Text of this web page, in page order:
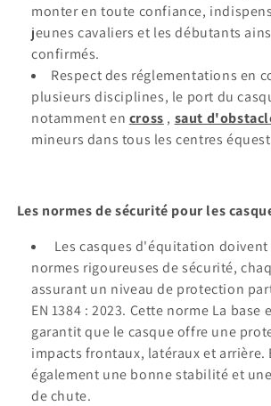
monter en toute confiance,
jeunes cavaliers et les débutants
confirmés.
Respect des réglementations en
plusieurs disciplines, le port du
notamment en cross , saut
mineurs dans tous les centres
Les normes de sécurité pour les
Les casques d'équitation doivent
normes rigoureuses de sécurité,
assurant un niveau de protection
EN 1384 : 2023. Cette norme La base
garantit que le casque offre une
impacts frontaux, latéraux et arrière.
également une bonne stabilité et
de chute.